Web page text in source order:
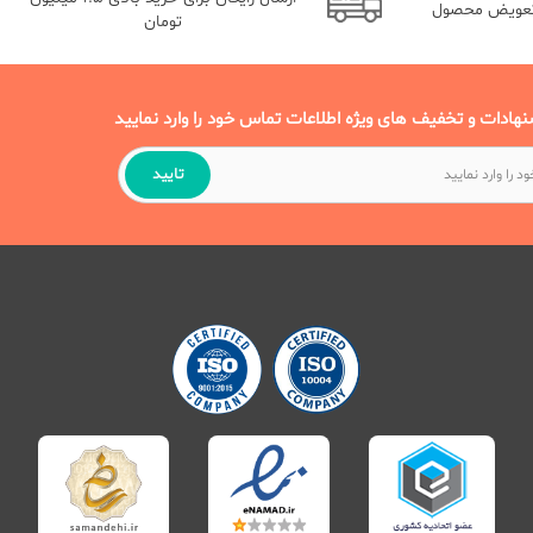
محصول
تومان
و تخفیف های ویژه اطلاعات تماس خود را وارد نمایید
تایید